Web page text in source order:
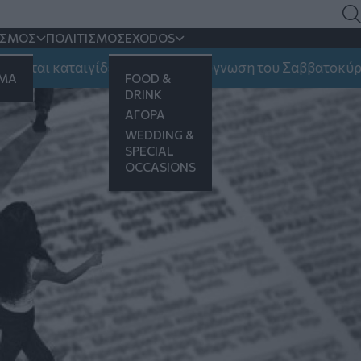
ΠΟΛΙΤΙΣΜΟΣEXODOS
FOOD &
DRINK
ΑΓΟΡΑ
WEDDING &
SPECIAL
OCCASIONS
και ποια η πρόγνωση του Σαββατοκύριακου